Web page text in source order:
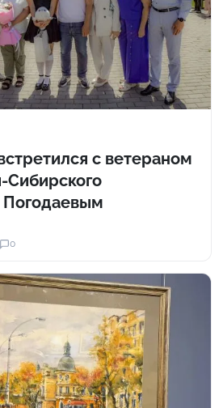
с ветераном
Сибирского
Погодаевым
0